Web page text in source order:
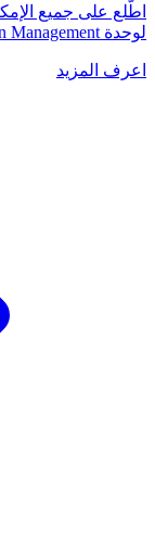
اطّلع على جميع
لوحدة Admission Management الكاملة.
اعرف المزيد